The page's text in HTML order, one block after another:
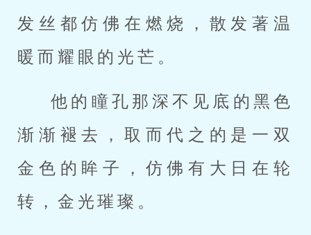
发丝都仿佛在燃烧，散发著温
暖而耀眼的光芒。
他的瞳孔那深不见底的黑色
渐渐褪去，取而代之的是一双
金色的眸子，仿佛有大日在轮
转，金光璀璨。